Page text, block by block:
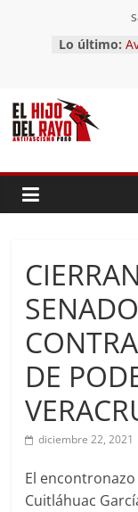
contenido
Lo último:
DE
diciembre 22, 2021
El
Cuitláhuac